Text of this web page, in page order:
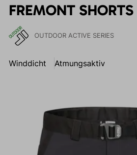
FREMONT
OUTDOOR ACTIVE SERIES
Winddicht Atmungsaktiv